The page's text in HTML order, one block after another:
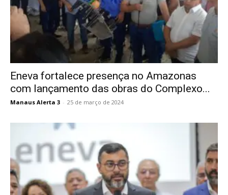
Eneva fortalece presença no Amazonas
com lançamento das obras do Complexo...
Manaus Alerta 3 - 25 de março de 2024